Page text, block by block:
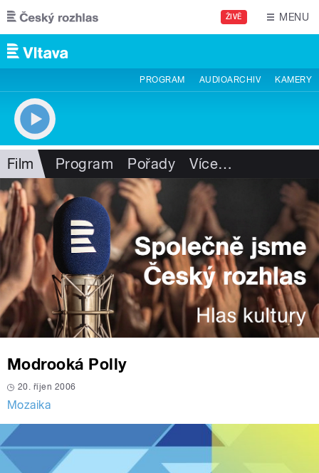
Přejít k hlavnímu obsahu
ŽIVĚ MENU
PROGRAM AUDIOARCHIV KAMERY
Film Program Pořady Více…
Modrooká Polly
20. říjen 2006
Mozaika